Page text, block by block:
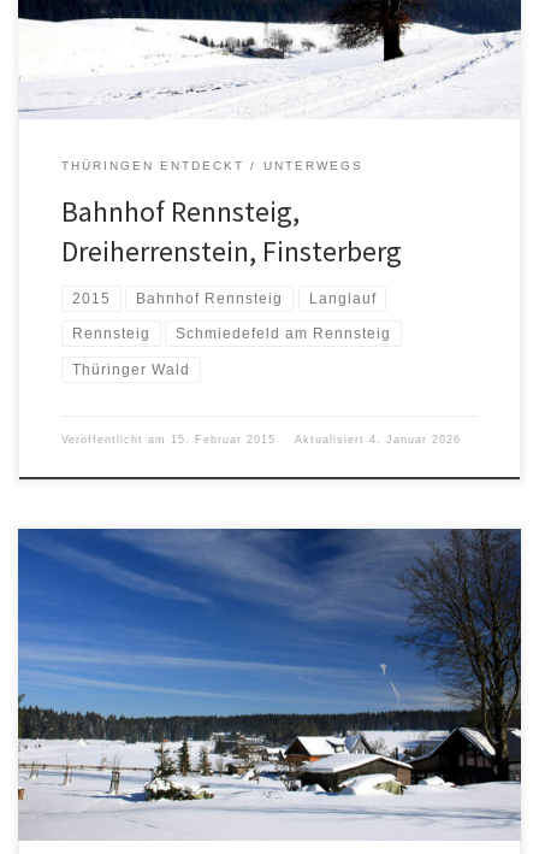
THÜRINGEN ENTDECKT UNTERWEGS
Bahnhof Rennsteig,
Dreiherrenstein, Finsterberg
2015 Bahnhof Rennsteig Langlauf
Rennsteig Schmiedefeld am Rennsteig
Thüringer Wald
Veröffentlicht am 15. Februar 2015 Aktualisiert 4. Januar 2026